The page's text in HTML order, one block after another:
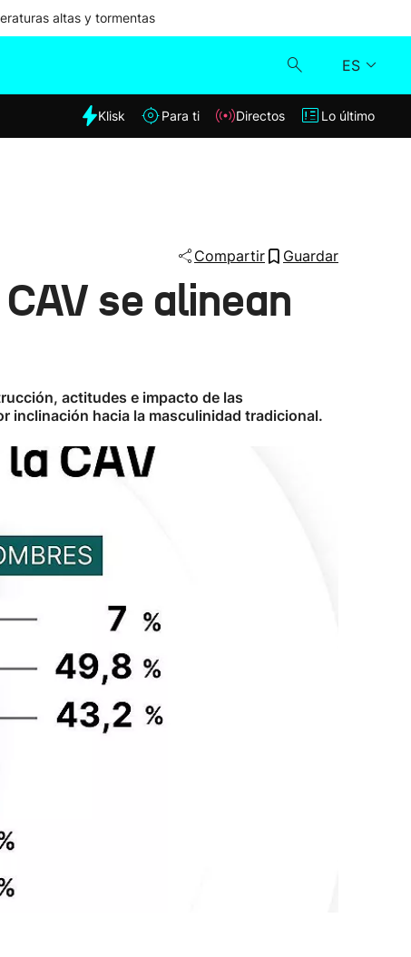
altas y tormentas
ES
Klisk
Klisk Para ti Directos Lo último
Compartir Guardar
se alinean
actitudes e impacto de las
inclinación hacia la masculinidad tradicional.